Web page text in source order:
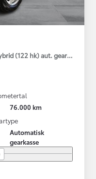
(122 hk) aut. gear C-LUB -
76.000 km
Automatisk
gearkasse